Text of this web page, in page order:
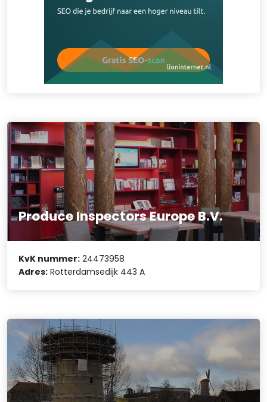
Produce Inspectors Europe B.V.
KvK nummer: 24473958
Adres: Rotterdamsedijk 443 A